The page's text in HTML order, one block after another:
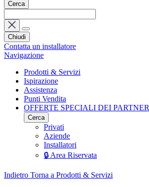
Cerca
Chiudi
Contatta un installatore
Navigazione
Prodotti & Servizi
Ispirazione
Assistenza
Punti Vendita
OFFERTE SPECIALI DEI PARTNER
Cerca
Privati
Aziende
Installatori
🔒 Area Riservata
Indietro Torna a Prodotti & Servizi